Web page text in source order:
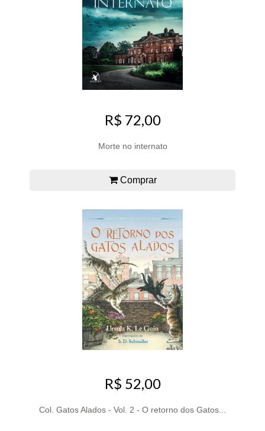
R$ 72,00
Morte no internato
Comprar
R$ 52,00
Col. Gatos Alados - Vol. 2 - O retorno dos Gatos...